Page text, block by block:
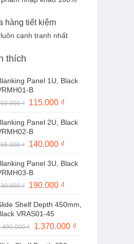
hàng tiết kiệm
cạnh tranh nhất
thích
Panel 1U, Black
B
₫
Giá
là:
150.000 ₫.
115.000 ₫
tại
Panel 2U, Black
B
₫
Giá
là:
155.000 ₫.
140.000 ₫
tại
Panel 3U, Black
B
₫
Giá
là:
230.000 ₫.
190.000 ₫
tại
190.000 ₫.
Shelf Depth 450mm,
VRAS01-45
₫
Giá
1.370.000 ₫